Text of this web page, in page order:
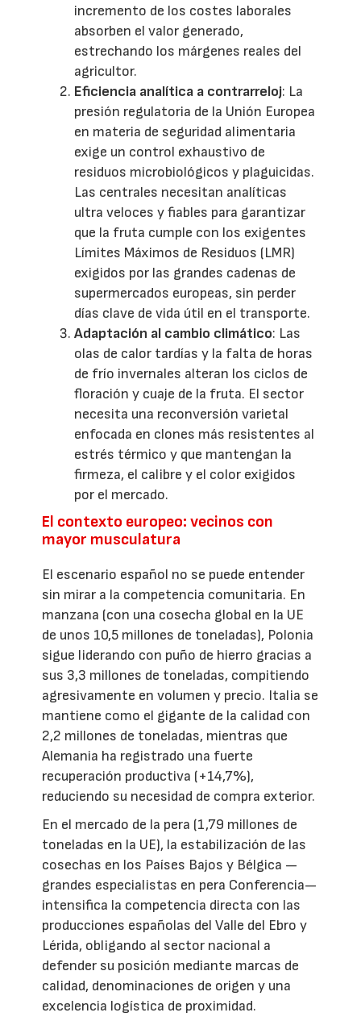
incremento de los costes laborales
absorben el valor generado,
estrechando los márgenes reales del
agricultor.
Eficiencia analítica a contrarreloj: La
presión regulatoria de la Unión Europea
en materia de seguridad alimentaria
exige un control exhaustivo de
residuos microbiológicos y plaguicidas.
Las centrales necesitan analíticas
ultra veloces y fiables para garantizar
que la fruta cumple con los exigentes
Límites Máximos de Residuos (LMR)
exigidos por las grandes cadenas de
supermercados europeas, sin perder
días clave de vida útil en el transporte.
Adaptación al cambio climático: Las
olas de calor tardías y la falta de horas
de frío invernales alteran los ciclos de
floración y cuaje de la fruta. El sector
necesita una reconversión varietal
enfocada en clones más resistentes al
estrés térmico y que mantengan la
firmeza, el calibre y el color exigidos
por el mercado.
El contexto europeo: vecinos con
mayor musculatura
El escenario español no se puede entender
sin mirar a la competencia comunitaria. En
manzana (con una cosecha global en la UE
de unos 10,5 millones de toneladas), Polonia
sigue liderando con puño de hierro gracias a
sus 3,3 millones de toneladas, compitiendo
agresivamente en volumen y precio. Italia se
mantiene como el gigante de la calidad con
2,2 millones de toneladas, mientras que
Alemania ha registrado una fuerte
recuperación productiva (+14,7%),
reduciendo su necesidad de compra exterior.
En el mercado de la pera (1,79 millones de
toneladas en la UE), la estabilización de las
cosechas en los Países Bajos y Bélgica —
grandes especialistas en pera Conferencia—
intensifica la competencia directa con las
producciones españolas del Valle del Ebro y
Lérida, obligando al sector nacional a
defender su posición mediante marcas de
calidad, denominaciones de origen y una
excelencia logística de proximidad.